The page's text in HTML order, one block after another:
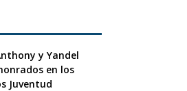
y Yandel
en los
Juventud